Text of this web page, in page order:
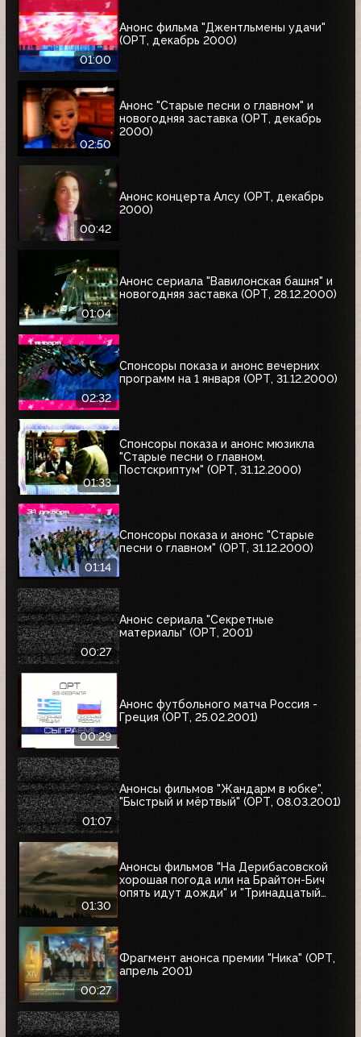
01:00
Анонс фильма "Джентльмены удачи"
(ОРТ, декабрь 2000)
02:50
Анонс "Старые песни о главном" и
новогодняя заставка (ОРТ, декабрь
2000)
00:42
Анонс концерта Алсу (ОРТ, декабрь
2000)
01:04
Анонс сериала "Вавилонская башня" и
новогодняя заставка (ОРТ, 28.12.2000)
02:32
Спонсоры показа и анонс вечерних
программ на 1 января (ОРТ, 31.12.2000)
01:33
Спонсоры показа и анонс мюзикла
"Старые песни о главном.
Постскриптум" (ОРТ, 31.12.2000)
01:14
Спонсоры показа и анонс "Старые
песни о главном" (ОРТ, 31.12.2000)
00:27
Анонс сериала "Секретные
материалы" (ОРТ, 2001)
00:29
Анонс футбольного матча Россия -
Греция (ОРТ, 25.02.2001)
01:07
Анонсы фильмов "Жандарм в юбке",
"Быстрый и мёртвый" (ОРТ, 08.03.2001)
01:30
Анонсы фильмов "На Дерибасовской
хорошая погода или на Брайтон-Бич
опять идут дожди" и "Тринадцатый
00:27
Фрагмент анонса премии "Ника" (ОРТ,
апрель 2001)